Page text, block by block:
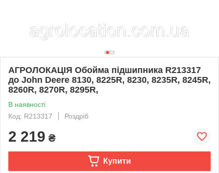
АГРОЛОКАЦІЯ Обойма пiдшипника R213317
до John Deere 8130, 8225R, 8230, 8235R, 8245R,
8260R, 8270R, 8295R,
В наявності
Код: R213317
Роздріб
2 219 ₴
Купити